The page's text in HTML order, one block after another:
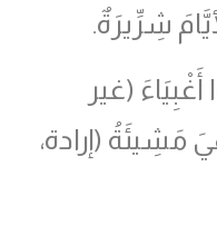
شِرِّيرَةٌ.
(غير
مَشِيئَةُ (إرادة،